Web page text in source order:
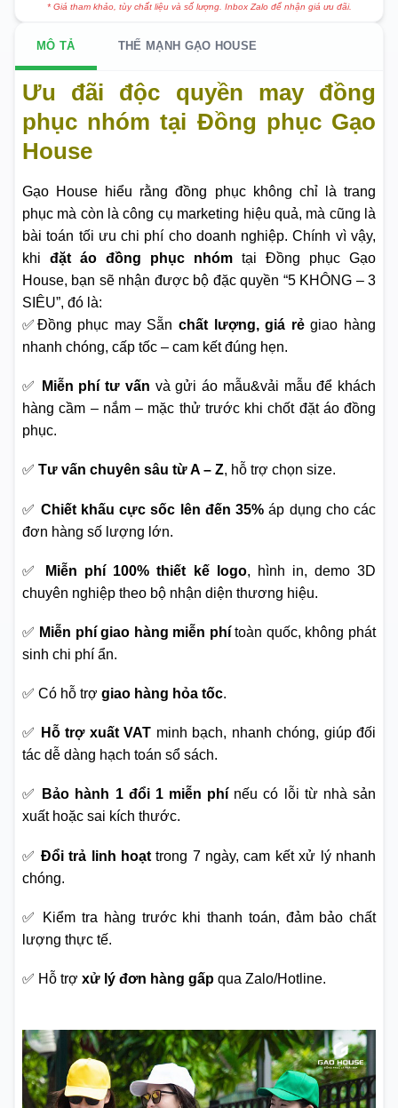
* Giá tham khảo, tùy chất liệu và số lượng. Inbox Zalo để nhận giá ưu đãi.
MÔ TẢ THẾ MẠNH GẠO HOUSE
Ưu đãi độc quyền may đồng
phục nhóm tại Đồng phục Gạo
House
Gạo House hiểu rằng đồng phục không chỉ là trang
phục mà còn là công cụ marketing hiệu quả, mà cũng là
bài toán tối ưu chi phí cho doanh nghiệp. Chính vì vậy,
khi đặt áo đồng phục nhóm tại Đồng phục Gạo
House, bạn sẽ nhận được bộ đặc quyền “5 KHÔNG – 3
SIÊU”, đó là:
✅Đồng phục may Sẵn chất lượng, giá rẻgiao hàng
nhanh chóng, cấp tốc – cam kết đúng hẹn.
✅ Miễn phí tư vấn và gửi áo mẫu&vải mẫu để khách
hàng cầm – nắm – mặc thử trước khi chốt đặt áo đồng
phục.
✅ Tư vấn chuyên sâu từ A – Z, hỗ trợ chọn size.
✅ Chiết khấu cực sốc lên đến 35% áp dụng cho các
đơn hàng số lượng lớn.
✅ Miễn phí 100% thiết kế logo, hình in, demo 3D
chuyên nghiệp theo bộ nhận diện thương hiệu.
✅ Miễn phí giao hàng miễn phítoàn quốc, không phát
sinh chi phí ẩn.
✅ Có hỗ trợ giao hàng hỏa tốc.
✅ Hỗ trợ xuất VAT minh bạch, nhanh chóng, giúp đối
tác dễ dàng hạch toán sổ sách.
✅ Bảo hành 1 đổi 1 miễn phí nếu có lỗi từ nhà sản
xuất hoặc sai kích thước.
✅ Đổi trả linh hoạttrong 7 ngày, cam kết xử lý nhanh
chóng.
✅ Kiểm tra hàng trước khi thanh toán, đảm bảo chất
lượng thực tế.
✅ Hỗ trợ xử lý đơn hàng gấp qua Zalo/Hotline.